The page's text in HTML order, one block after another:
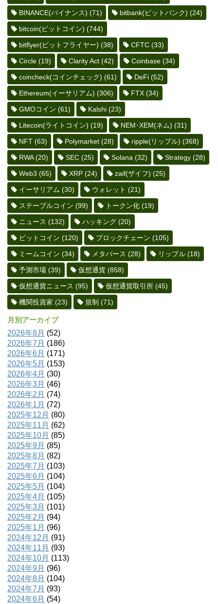
BINANCE(バイナンス) (71) bitbank(ビットバンク) (24)
bitcoin(ビットコイン) (744)
bitflyer(ビットフライヤー) (38) CFTC (33)
Circle (19) Clarity Act (42) Coinbase (34)
coincheck(コインチェック) (61) DeFi (52)
Ethereum(イーサリアム) (306) FTX (34)
GMOコイン (61) Kalshi (23)
Litecoin(ライトコイン) (19) NEM･XEM(ネム) (31)
NFT (63) Polymarket (28) ripple(リップル) (368)
RWA(20) SEC (25) Solana (32) Strategy (28)
Web3 (65) XRP (24) zaif(ザイフ) (25)
イーサリアム (30) ウォレット (21)
ステーブルコイン (99) トークン化 (19)
ニュース (132) ハッキング (20)
ビットコイン (120) ブロックチェーン (105)
ミームコイン (34) メタバース (28) リップル (18)
予測市場 (39) 仮想通貨 (858)
仮想通貨ニュース (95) 仮想通貨取引所 (45)
機関投資家 (23) 規制 (71)
月別アーカイブ
2026年8月 (52)
2026年7月 (186)
2026年6月 (171)
2026年5月 (153)
2026年4月 (30)
2026年3月 (46)
2026年2月 (74)
2026年1月 (72)
2025年12月 (80)
2025年11月 (62)
2025年10月 (85)
2025年9月 (85)
2025年8月 (82)
2025年7月 (103)
2025年6月 (104)
2025年5月 (104)
2025年4月 (105)
2025年3月 (101)
2025年2月 (94)
2025年1月 (96)
2024年12月 (91)
2024年11月 (93)
2024年10月 (113)
2024年9月 (96)
2024年8月 (104)
2024年7月 (93)
2024年6月 (54)